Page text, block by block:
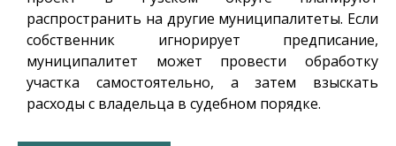
распространить на другие муниципалитеты. Если
собственник игнорирует предписание,
муниципалитет может провести обработку
участка самостоятельно, а затем взыскать
расходы с владельца в судебном порядке.